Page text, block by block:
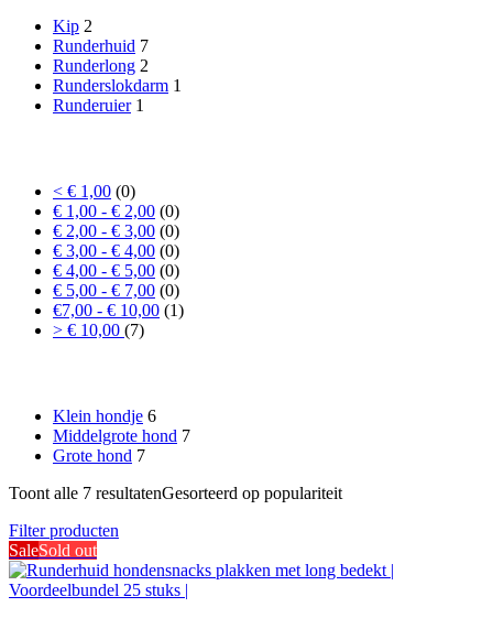
Kip 2
Runderhuid 7
Runderlong 2
Runderslokdarm 1
Runderuier 1
< € 1,00 (0)
€ 1,00 - € 2,00 (0)
€ 2,00 - € 3,00 (0)
€ 3,00 - € 4,00 (0)
€ 4,00 - € 5,00 (0)
€ 5,00 - € 7,00 (0)
€7,00 - € 10,00 (1)
> € 10,00 (7)
Klein hondje 6
Middelgrote hond 7
Grote hond 7
Toont alle 7 resultatenGesorteerd op populariteit
Filter producten
SaleSold out